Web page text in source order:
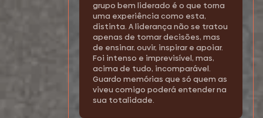
grupo bem liderado é o que torna
uma experiência como esta,
distinta. A liderança não se tratou
apenas de tomar decisões, mas
de ensinar, ouvir, inspirar e apoiar.
Foi intenso e imprevisível, mas,
acima de tudo, incomparável.
Guardo memórias que só quem as
viveu comigo poderá entender na
sua totalidade.